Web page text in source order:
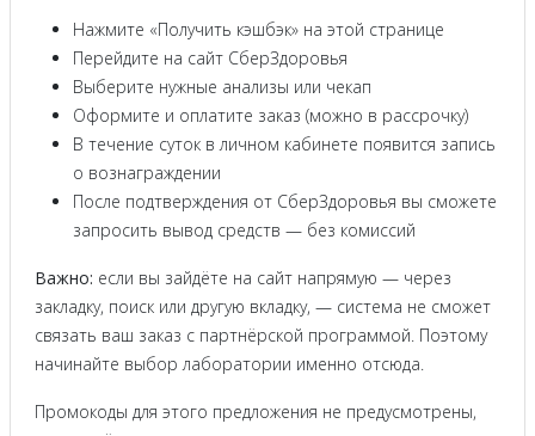
Нажмите «Получить кэшбэк» на этой странице
Перейдите на сайт СберЗдоровья
Выберите нужные анализы или чекап
Оформите и оплатите заказ (можно в рассрочку)
В течение суток в личном кабинете появится запись
о вознаграждении
После подтверждения от СберЗдоровья вы сможете
запросить вывод средств — без комиссий
Важно: если вы зайдёте на сайт напрямую — через
закладку, поиск или другую вкладку, — система не сможет
связать ваш заказ с партнёрской программой. Поэтому
начинайте выбор лаборатории именно отсюда.
Промокоды для этого предложения не предусмотрены,